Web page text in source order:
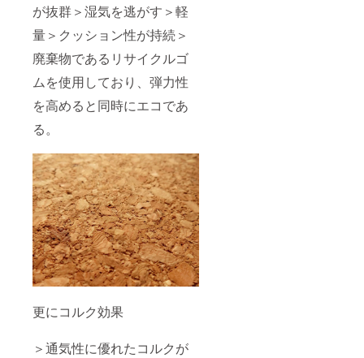
が抜群＞湿気を逃がす＞軽
量＞クッション性が持続＞
廃棄物であるリサイクルゴ
ムを使用しており、弾力性
を高めると同時にエコであ
る。
更にコルク効果
＞通気性に優れたコルクが